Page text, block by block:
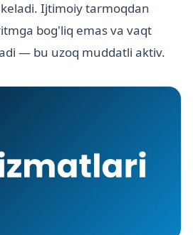
Ijtimoiy tarmoqdan
bog'liq emas va vaqt
— bu uzoq muddatli aktiv.